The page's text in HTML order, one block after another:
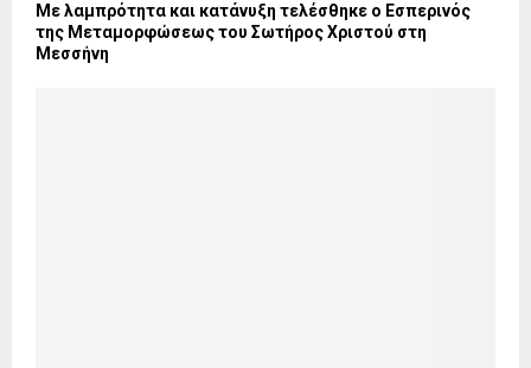
Με λαμπρότητα και κατάνυξη τελέσθηκε ο Εσπερινός
της Μεταμορφώσεως του Σωτήρος Χριστού στη
Μεσσήνη